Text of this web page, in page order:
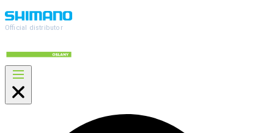
Official distributor